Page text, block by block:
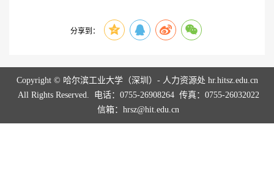
分享到：
Copyright © 哈尔滨工业大学（深圳）- 人力资源处 hr.hitsz.edu.cn
All Rights Reserved. 电话：0755-26908264 传真：0755-26032022
信箱：hrsz@hit.edu.cn